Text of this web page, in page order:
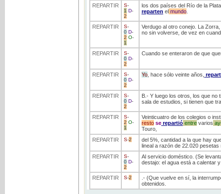
REPARTIR S-
1 D-
2
los dos países del Río de la
reparten elmundo.
REPARTIR S-
0 D-
2 O-
1
Verdugo al otro conejo. La
no sin volverse, de vez en
REPARTIR S-
0 D-
2
Cuando se enteraron de que
REPARTIR S-
0 D-
2
Yo, hace sólo veinte años,
REPARTIR S-
0 D-
2
B.- Y luego los otros, los que no
sala de estudios, si tienen que
REPARTIR S-
2 O-
1
Veinticuatro de los colegios o
restoserepartióentrevarios
Touro,
REPARTIR
S-2
del 5%, cantidad a la que hay
lineal a razón de 22.020
REPARTIR
S-
0 D-
2
Al servicio doméstico. (Se
destajo: el agua está a calentar
REPARTIR S-2
.- (Que vuelve en sí, la
obtenidos.